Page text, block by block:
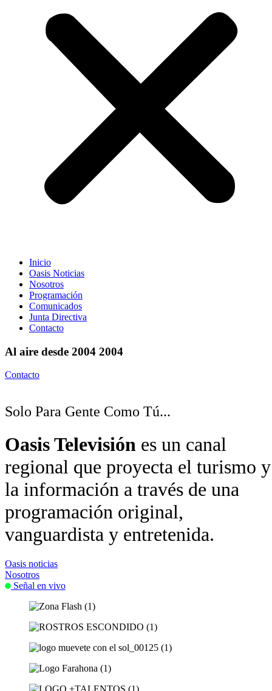
Inicio
Oasis Noticias
Nosotros
Programación
Comunicados
Junta Directiva
Contacto
Al aire desde 2004 2004
Contacto
Solo Para Gente Como Tú...
Oasis Televisión es un canal
regional que proyecta el turismo y
la información a través de una
programación original,
vanguardista y entretenida.
Oasis noticias
Nosotros
Señal en vivo